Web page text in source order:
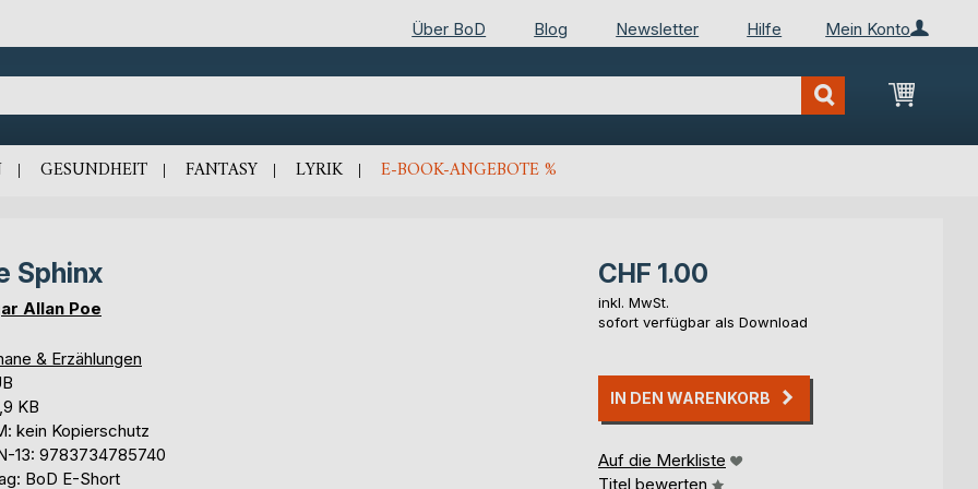
Mein Konto
Über BoD Blog Newsletter Hilfe
Mein
GESUNDHEIT FANTASY LYRIK E-BOOK-ANGEBOTE %
Sphinx
Allan Poe
& Erzählungen
KB
kein Kopierschutz
13: 9783734785740
BoD E-Short
CHF 1.00
inkl. MwSt.
sofort verfügbar als Download
IN DEN WARENKORB
Auf die Merkliste
Titel bewerten